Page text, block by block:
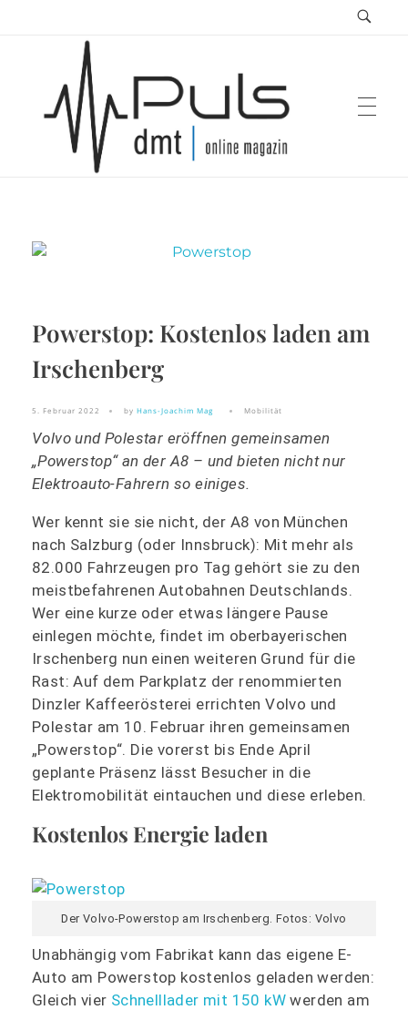
Puls Magazin
Zukunft der Mobilität
Powerstop: Kostenlos laden am
Irschenberg
5. Februar 2022 by Hans-Joachim Mag Mobilität
Volvo und Polestar eröffnen gemeinsamen
„Powerstop“ an der A8 – und bieten nicht nur
Elektroauto-Fahrern so einiges.
Wer kennt sie sie nicht, der A8 von München
nach Salzburg (oder Innsbruck): Mit mehr als
82.000 Fahrzeugen pro Tag gehört sie zu den
meistbefahrenen Autobahnen Deutschlands.
Wer eine kurze oder etwas längere Pause
einlegen möchte, findet im oberbayerischen
Irschenberg nun einen weiteren Grund für die
Rast: Auf dem Parkplatz der renommierten
Dinzler Kaffeerösterei errichten Volvo und
Polestar am 10. Februar ihren gemeinsamen
„Powerstop“. Die vorerst bis Ende April
geplante Präsenz lässt Besucher in die
Elektromobilität eintauchen und diese erleben.
Kostenlos Energie laden
Der Volvo-Powerstop am Irschenberg. Fotos: Volvo
Unabhängig vom Fabrikat kann das eigene E-
Auto am Powerstop kostenlos geladen werden:
Gleich vier Schnelllader mit 150 kW werden am